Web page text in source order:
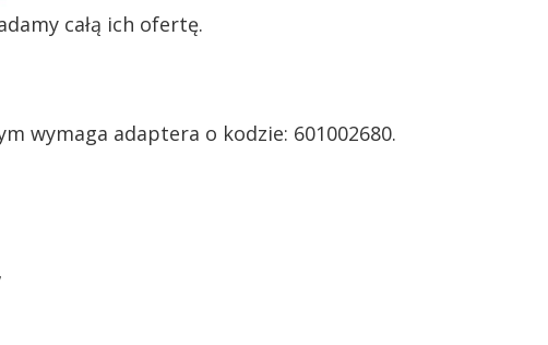
całą ich ofertę.
wymaga adaptera o kodzie: 601002680.